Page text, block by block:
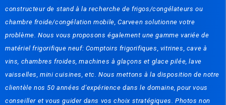
constructeur de stand à la recherche de frigos/congélateurs ou
chambre froide/congélation mobile, Carveen solutionne votre
problème. Nous vous proposons également une gamme variée de
matériel frigorifique neuf: Comptoirs frigorifiques, vitrines, cave à
vins, chambres froides, machines à glaçons et glace pilée, lave
vaisselles, mini cuisines, etc. Nous mettons à la disposition de notre
clientèle nos 50 années d'expérience dans le domaine, pour vous
conseiller et vous guider dans vos choix stratégiques. Photos non